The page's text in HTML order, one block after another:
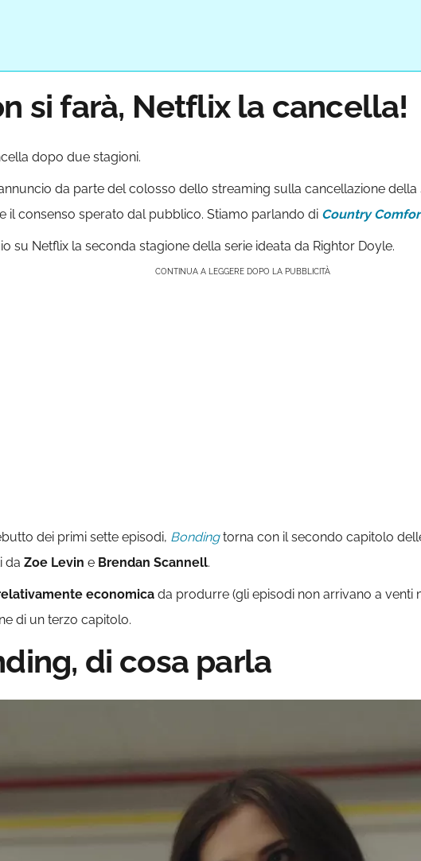
si farà, Netflix la cancella!
dopo due stagioni.
da parte del colosso dello streaming sulla cancellazione
il consenso sperato dal pubblico. Stiamo parlando di Country
su Netflix la seconda stagione della serie ideata da Rightor Doyle.
CONTINUA A LEGGERE DOPO LA PUBBLICITÀ
dei primi sette episodi, Bondingtorna con il secondo capitolo
da Zoe Levin e Brendan Scannell.
economica da produrre (gli episodi non arrivano a venti
di un terzo capitolo.
di cosa parla